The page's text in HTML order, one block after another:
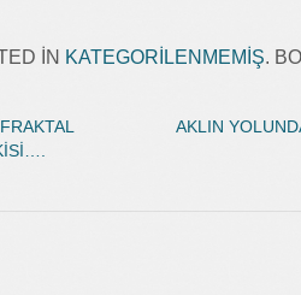
IN KATEGORILENMEMIŞ.
AKLIN